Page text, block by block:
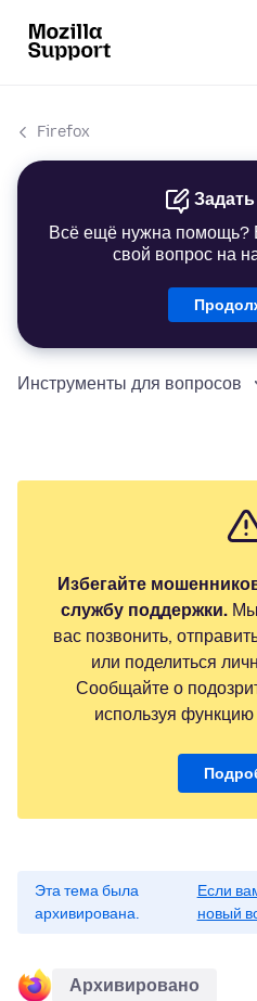
Firefox
Всё ещё нужна помощь?
свой вопрос на
Инструменты для вопросов
Избегайте
службу поддержки.Мы
вас позвонить,
или поделиться
Сообщайте о
используя
Эта тема была
архивирована.
Если
новый
Архивировано